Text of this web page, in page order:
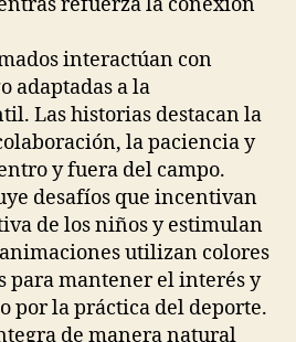
interactúan con
adaptadas a la
Las historias destacan la
la paciencia y
y fuera del campo.
desafíos que incentivan
de los niños y estimulan
utilizan colores
para mantener el interés y
por la práctica del deporte.
de manera natural